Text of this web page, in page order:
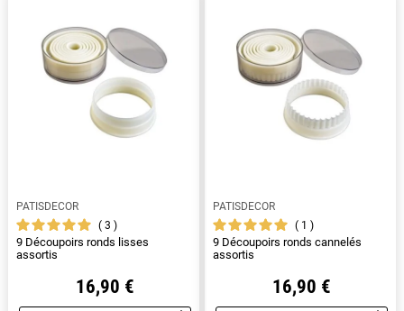
PATISDECOR
3
9 Découpoirs ronds lisses
assortis
16,90 €
PATISDECOR
1
9 Découpoirs ronds cannelés
assortis
16,90 €